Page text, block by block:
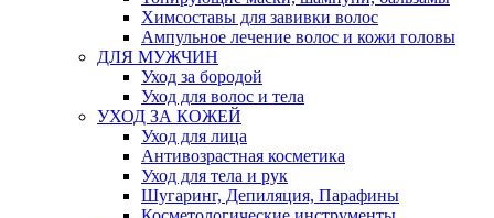
Химсоставы для завивки волос
Ампульное лечение волос и кожи головы
ДЛЯ МУЖЧИН
Уход за бородой
Уход для волос и тела
УХОД ЗА КОЖЕЙ
Уход для лица
Антивозрастная косметика
Уход для тела и рук
Шугаринг, Депиляция, Парафины